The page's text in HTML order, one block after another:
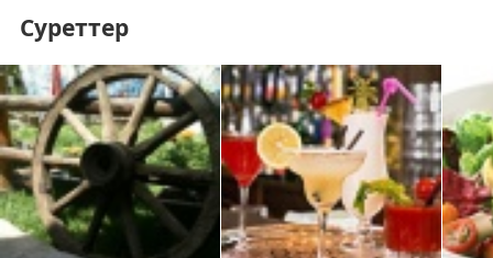
Суреттер